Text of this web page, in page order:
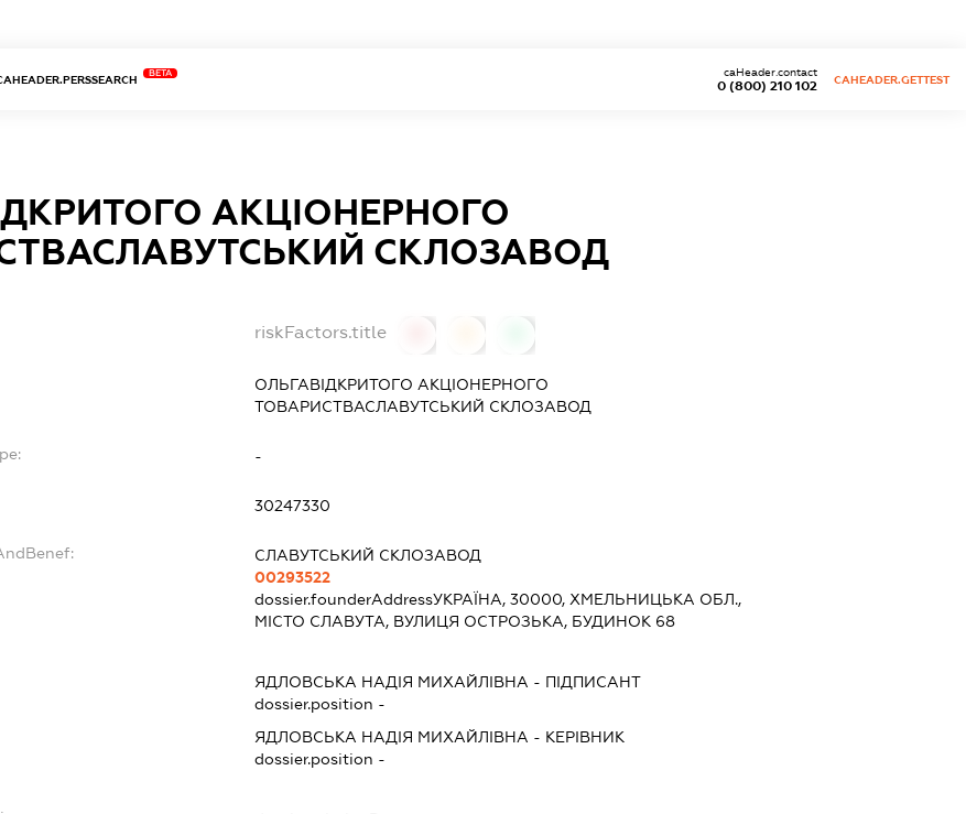
BETA
0 (800) 210 102
caHeader.contact
CAHEADER.GETTEST
АКЦІОНЕРНОГО
СКЛОЗАВОД
riskFactors.title
ОЛЬГАВІДКРИТОГО АКЦІОНЕРНОГО
ТОВАРИСТВАСЛАВУТСЬКИЙ СКЛОЗАВОД
-
30247330
СЛАВУТСЬКИЙ СКЛОЗАВОД
00293522
dossier.founderAddressУКРАЇНА, 30000, ХМЕЛЬНИЦЬКА ОБЛ.,
МІСТО СЛАВУТА, ВУЛИЦЯ ОСТРОЗЬКА, БУДИНОК 68
ЯДЛОВСЬКА НАДІЯ МИХАЙЛІВНА - ПІДПИСАНТ
dossier.position -
ЯДЛОВСЬКА НАДІЯ МИХАЙЛІВНА - КЕРІВНИК
dossier.position -